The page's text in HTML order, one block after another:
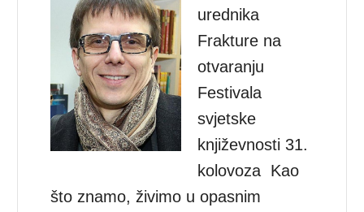
urednika
Frakture na
otvaranju
Festivala
svjetske
književnosti 31.
kolovoza Kao
što znamo, živimo u opasnim